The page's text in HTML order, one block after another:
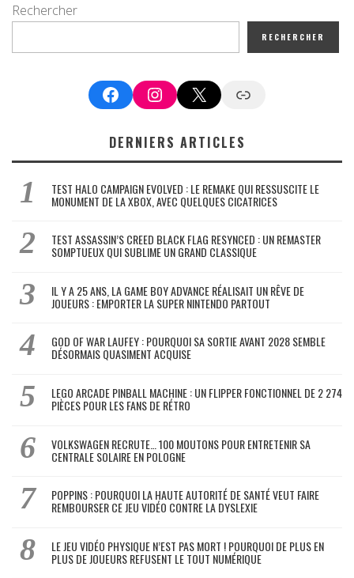
Rechercher
RECHERCHER
FacebookInstagram
X Google News
DERNIERS ARTICLES
TEST HALO CAMPAIGN EVOLVED : LE REMAKE QUI RESSUSCITE LE
MONUMENT DE LA XBOX, AVEC QUELQUES CICATRICES
TEST ASSASSIN’S CREED BLACK FLAG RESYNCED : UN REMASTER
SOMPTUEUX QUI SUBLIME UN GRAND CLASSIQUE
IL Y A 25 ANS, LA GAME BOY ADVANCE RÉALISAIT UN RÊVE DE
JOUEURS : EMPORTER LA SUPER NINTENDO PARTOUT
GOD OF WAR LAUFEY : POURQUOI SA SORTIE AVANT 2028 SEMBLE
DÉSORMAIS QUASIMENT ACQUISE
LEGO ARCADE PINBALL MACHINE : UN FLIPPER FONCTIONNEL DE 2 274
PIÈCES POUR LES FANS DE RÉTRO
VOLKSWAGEN RECRUTE… 100 MOUTONS POUR ENTRETENIR SA
CENTRALE SOLAIRE EN POLOGNE
POPPINS : POURQUOI LA HAUTE AUTORITÉ DE SANTÉ VEUT FAIRE
REMBOURSER CE JEU VIDÉO CONTRE LA DYSLEXIE
LE JEU VIDÉO PHYSIQUE N’EST PAS MORT ! POURQUOI DE PLUS EN
PLUS DE JOUEURS REFUSENT LE TOUT NUMÉRIQUE